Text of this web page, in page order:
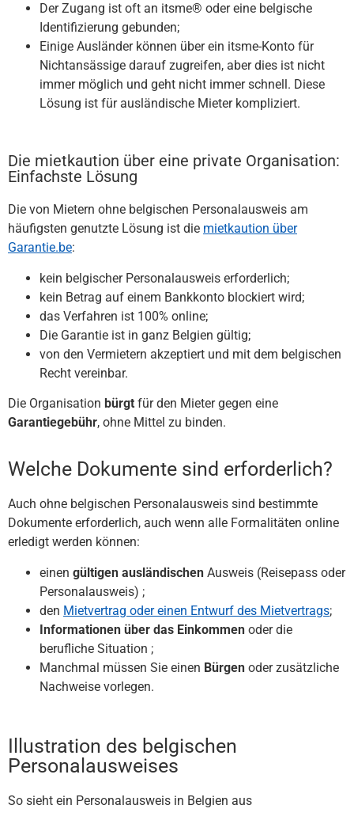
Der Zugang ist oft an itsme® oder eine belgische
Identifizierung gebunden;
Einige Ausländer können über ein itsme-Konto für
Nichtansässige darauf zugreifen, aber dies ist nicht
immer möglich und geht nicht immer schnell. Diese
Lösung ist für ausländische Mieter kompliziert.
Die mietkaution über eine private Organisation:
Einfachste Lösung
Die von Mietern ohne belgischen Personalausweis am
häufigsten genutzte Lösung ist die mietkaution über
Garantie.be:
kein belgischer Personalausweis erforderlich;
kein Betrag auf einem Bankkonto blockiert wird;
das Verfahren ist 100% online;
Die Garantie ist in ganz Belgien gültig;
von den Vermietern akzeptiert und mit dem belgischen
Recht vereinbar.
Die Organisation bürgt für den Mieter gegen eine
Garantiegebühr, ohne Mittel zu binden.
Welche Dokumente sind erforderlich?
Auch ohne belgischen Personalausweis sind bestimmte
Dokumente erforderlich, auch wenn alle Formalitäten online
erledigt werden können:
einen gültigen ausländischen Ausweis (Reisepass oder
Personalausweis) ;
den Mietvertrag oder einen Entwurf des Mietvertrags;
Informationen über das Einkommen oder die
berufliche Situation ;
Manchmal müssen Sie einen Bürgen oder zusätzliche
Nachweise vorlegen.
Illustration des belgischen
Personalausweises
So sieht ein Personalausweis in Belgien aus